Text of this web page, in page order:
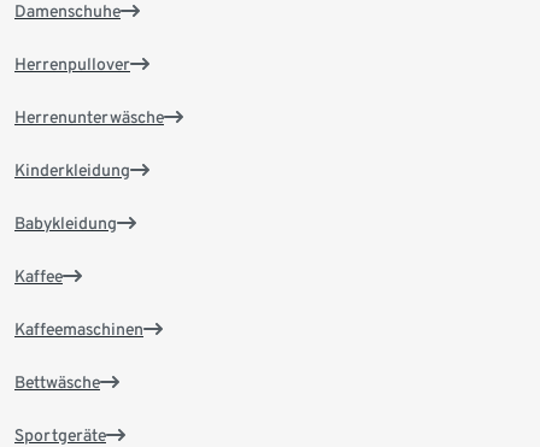
Damenschuhe
Herrenpullover
Herrenunterwäsche
Kinderkleidung
Babykleidung
Kaffee
Kaffeemaschinen
Bettwäsche
Sportgeräte